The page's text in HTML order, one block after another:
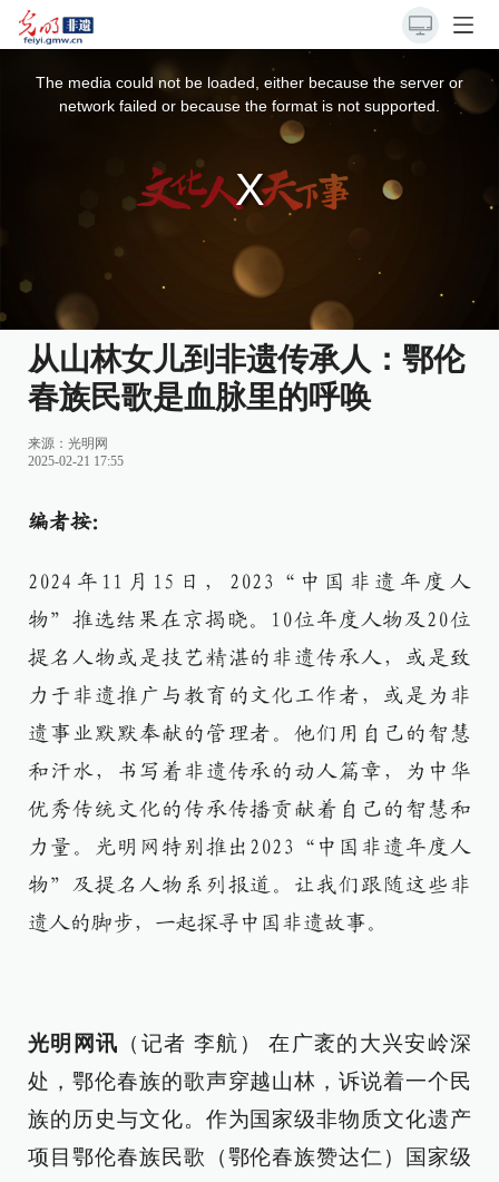
The media could not be loaded, either because the server or
network failed or because the format is not supported.
从山林女儿到非遗传承人：鄂伦
春族民歌是血脉里的呼唤
来源： 光明网
2025-02-21 17:55
编者按：
2024年11月15日，2023“中国非遗年度人
物”推选结果在京揭晓。10位年度人物及20位
提名人物或是技艺精湛的非遗传承人，或是致
力于非遗推广与教育的文化工作者，或是为非
遗事业默默奉献的管理者。他们用自己的智慧
和汗水，书写着非遗传承的动人篇章，为中华
优秀传统文化的传承传播贡献着自己的智慧和
力量。光明网特别推出2023“中国非遗年度人
物”及提名人物系列报道。让我们跟随这些非
遗人的脚步，一起探寻中国非遗故事。
光明网讯 （记者 李航）在广袤的大兴安岭深
处，鄂伦春族的歌声穿越山林，诉说着一个民
族的历史与文化。作为国家级非物质文化遗产
项目鄂伦春族民歌（鄂伦春族赞达仁）国家级